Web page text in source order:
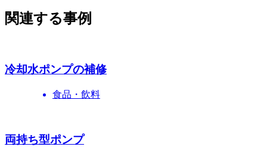
関連する事例
冷却水ポンプの補修
食品・飲料
両持ち型ポンプ